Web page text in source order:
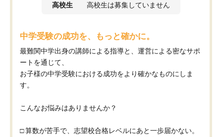
高校生 高校生は募集していません
中学受験の成功を、もっと確かに。
最難関中学出身の講師による指導と、運営による密なサポ
ートを通じて、
お子様の中学受験における成功をより確かなものにしま
す。
こんなお悩みはありませんか？
□ 算数が苦手で、志望校合格レベルにあと一歩届かない。